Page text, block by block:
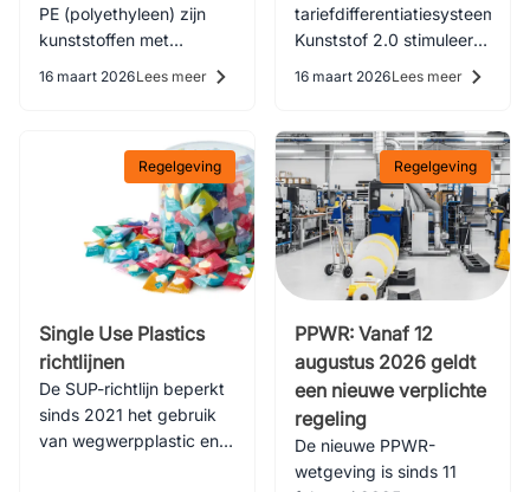
PE (polyethyleen) zijn
kunststoffen met
Lees het in deze blog!
16 maart 2026Lees meer
tariefdifferentiatiesysteem
Kunststof 2.0 stimuleert
voordelen per kilogram
gebruikt recyclaat
16 maart 2026Lees meer
Regelgeving
Single Use Plastics
richtlijnen
De SUP-richtlijn beperkt
sinds 2021 het gebruik
van wegwerpplastic en
Regelgeving
PPWR: Vanaf 12
augustus 2026 geldt
een nieuwe verplichte
regeling
De nieuwe PPWR-
wetgeving is sinds 11